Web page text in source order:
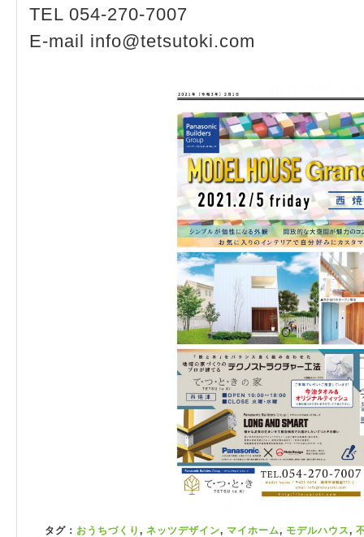
TEL 054-270-7007
E-mail info@tetsutoki.com
タグ： おうちづくり , ネッツデザイン, マイホーム, モデルハウス,